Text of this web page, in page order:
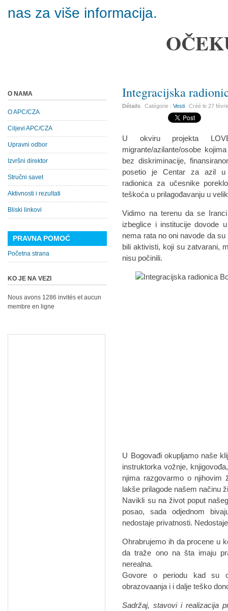
nas za više informacija.
Integracijska
Détails Catégorie :Vesti Créé le27
U okviru projekta
migrante/azilante/osobe
bez diskriminacije,
posetio je Centar za azil u
radionica za učesnike
teškoća u prilagođavanju u
Vidimo na terenu da se
izbeglice i institucije dovode
nema rata no oni navode da
bili aktivisti, koji su zatvarani,
nisu počinili.
U Bogovađi okupljamo naše
instruktorka vožnje,
njima razgovarmo o
lakše prilagode našem načinu
Navikli su na život poput
posao, sada odjednom
nedostaje privatnosti.
Ohrabrujemo ih da procene u
da traže ono na šta imaju
nerealna.
Govore o periodu kad su
obrazovaanja i i dalje teško
Sadržaj, stavovi i realizacija
O NAMA
O APC/CZA
Ciljevi APC/CZA
Upravni odbor
Izvršni direktor
Stručni savet
Aktivnosti i rezultati
Bliski linkovi
PRAVNA POMOĆ
Početna strana
KO JE NA VEZI
Nous avons 1286 invités et aucun
membre en ligne